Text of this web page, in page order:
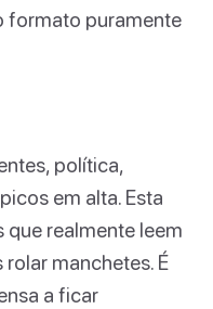
formato puramente
política,
em alta. Esta
realmente leem
manchetes. É
a ficar